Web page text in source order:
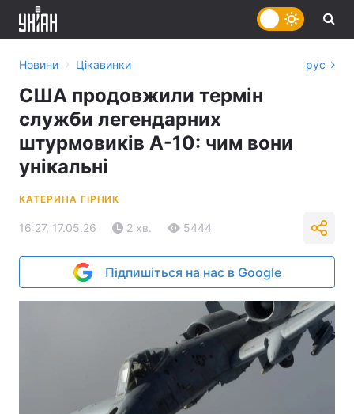
Новини › Цікавинки рус
США продовжили термін
служби легендарних
штурмовиків A-10: чим вони
унікальні
КАТЕРИНА ГІРНИК
16:27, 17.05.26 2 хв. 5444
Підпишіться на нас в Google